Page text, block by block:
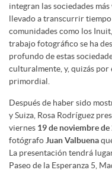
integran las sociedades
llevado a transcurrir
comunidades como los
trabajo fotográfico se ha
profundo de estas
culturalmente, y, quizás por
primordial.
Después de haber sido
y Suiza, Rosa Rodríguez
viernes 19 de noviembre de
fotógrafo Juan Valbuena
La presentación tendrá
Paseo de la Esperanza 5,